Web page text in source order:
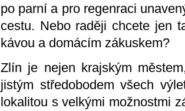
po parní a pro regenraci
cestu. Nebo raději chcete jen
kávou a domácím zákuskem?
Zlín je nejen krajským
jistým středobodem všech
lokalitou s velkými možnostmi